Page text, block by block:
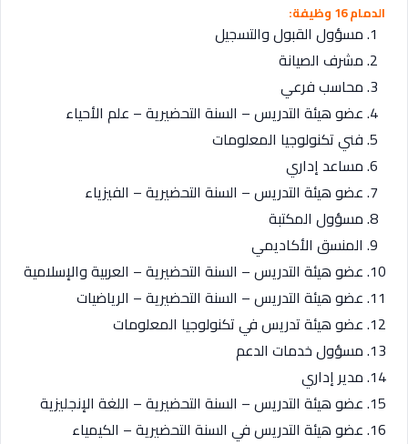
الدمام 16 وظيفة:
مسؤول القبول والتسجيل
مشرف الصيانة
محاسب فرعي
عضو هيئة التدريس – السنة التحضيرية – علم الأحياء
فني تكنولوجيا المعلومات
مساعد إداري
عضو هيئة التدريس – السنة التحضيرية – الفيزياء
مسؤول المكتبة
المنسق الأكاديمي
عضو هيئة التدريس – السنة التحضيرية – العربية والإسلامية
عضو هيئة التدريس – السنة التحضيرية – الرياضيات
عضو هيئة تدريس في تكنولوجيا المعلومات
مسؤول خدمات الدعم
مدير إداري
عضو هيئة التدريس – السنة التحضيرية – اللغة الإنجليزية
عضو هيئة التدريس في السنة التحضيرية – الكيمياء